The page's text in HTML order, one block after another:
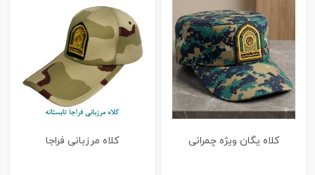
کلاه یگان ویژه چمرانی کلاه مرزبانی فراجا